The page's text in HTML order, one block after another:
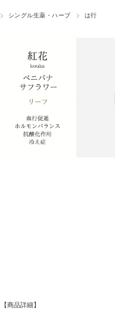
シングル生薬・ハーブ は行
【商品詳細】